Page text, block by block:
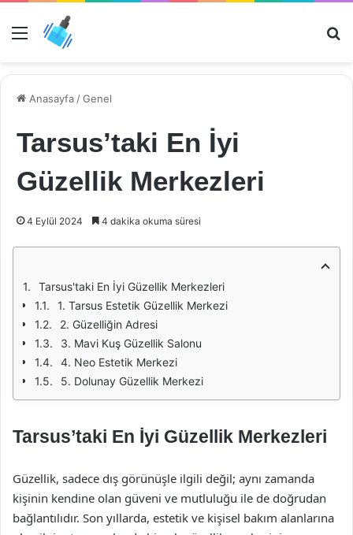
Menü
Anasayfa /Genel
Tarsus’taki En İyi
Güzellik Merkezleri
4 Eylül 2024 4 dakika okuma süresi
Tarsus'taki En İyi Güzellik Merkezleri
1. Tarsus Estetik Güzellik Merkezi
2. Güzelliğin Adresi
3. Mavi Kuş Güzellik Salonu
4. Neo Estetik Merkezi
5. Dolunay Güzellik Merkezi
Tarsus’taki En İyi Güzellik Merkezleri
Güzellik, sadece dış görünüşle ilgili değil; aynı zamanda
kişinin kendine olan güveni ve mutluluğu ile de doğrudan
bağlantılıdır. Son yıllarda, estetik ve kişisel bakım alanlarına